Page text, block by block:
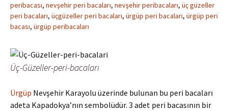
peribacası, nevşehir peri bacaları, nevşehir peribacaları, üç güzeller
peri bacaları, üçgüzeller peri bacaları, ürgüp peri bacaları, ürgüp peri
bacası, ürgüp peribacaları
Üç-Güzeller-peri-bacaları
Ürgüp Nevşehir Karayolu üzerinde bulunan bu peri bacaları
adeta Kapadokya’nın sembolüdür. 3 adet peri bacasının bir